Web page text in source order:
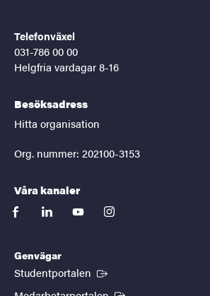
Telefonväxel
031-786 00 00
Helgfria vardagar 8-16
Besöksadress
Hitta organisation
Org. nummer: 202100-3153
Våra kanaler
facebooklinkedinyoutubeinstagram
Genvägar
Studentportalen (Extern länk)